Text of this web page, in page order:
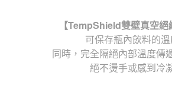
【TempShield雙壁真空絕
可保存瓶內飲料的
同時，完全隔絕內部溫度傳
絕不燙手或感到冷